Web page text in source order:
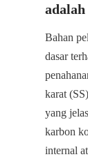
Bahan
dasar
karat
yang
karbon
internal